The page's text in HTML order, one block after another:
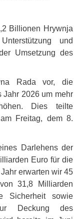
Billionen Hrywnja
und
Umsetzung des
Rada vor, die
Jahr 2026 um mehr
Dies teilte
Freitag, dem 8.
Darlehens der
Euro für die
erwarten wir 45
31,8 Milliarden
Sicherheit sowie
Deckung des